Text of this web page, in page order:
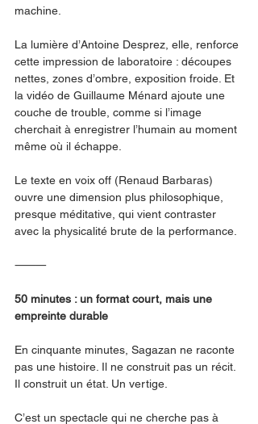
machine.
La lumière d’Antoine Desprez, elle, renforce
cette impression de laboratoire : découpes
nettes, zones d’ombre, exposition froide. Et
la vidéo de Guillaume Ménard ajoute une
couche de trouble, comme si l’image
cherchait à enregistrer l’humain au moment
même où il échappe.
Le texte en voix off (Renaud Barbaras)
ouvre une dimension plus philosophique,
presque méditative, qui vient contraster
avec la physicalité brute de la performance.
⸻
50 minutes : un format court, mais une
empreinte durable
En cinquante minutes, Sagazan ne raconte
pas une histoire. Il ne construit pas un récit.
Il construit un état. Un vertige.
C’est un spectacle qui ne cherche pas à